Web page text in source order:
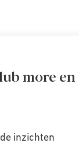
more
inzichten